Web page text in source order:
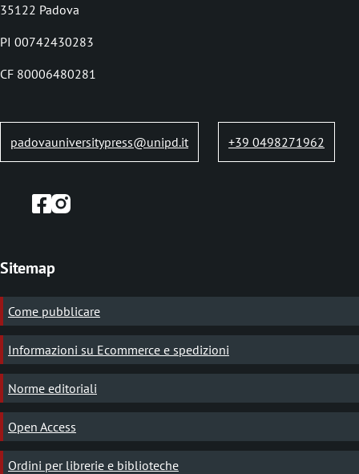
u
m
b
35122 Padova
PI 00742430283
CF 80006480281
padovauniversitypress@unipd.it +39 0498271962
Sitemap
Come pubblicare
Informazioni su Ecommerce e spedizioni
Norme editoriali
Open Access
Ordini per librerie e biblioteche